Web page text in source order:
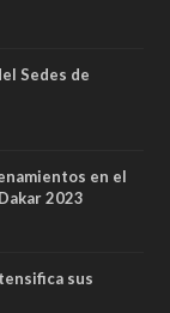
Sedes de
en el
2023
sus